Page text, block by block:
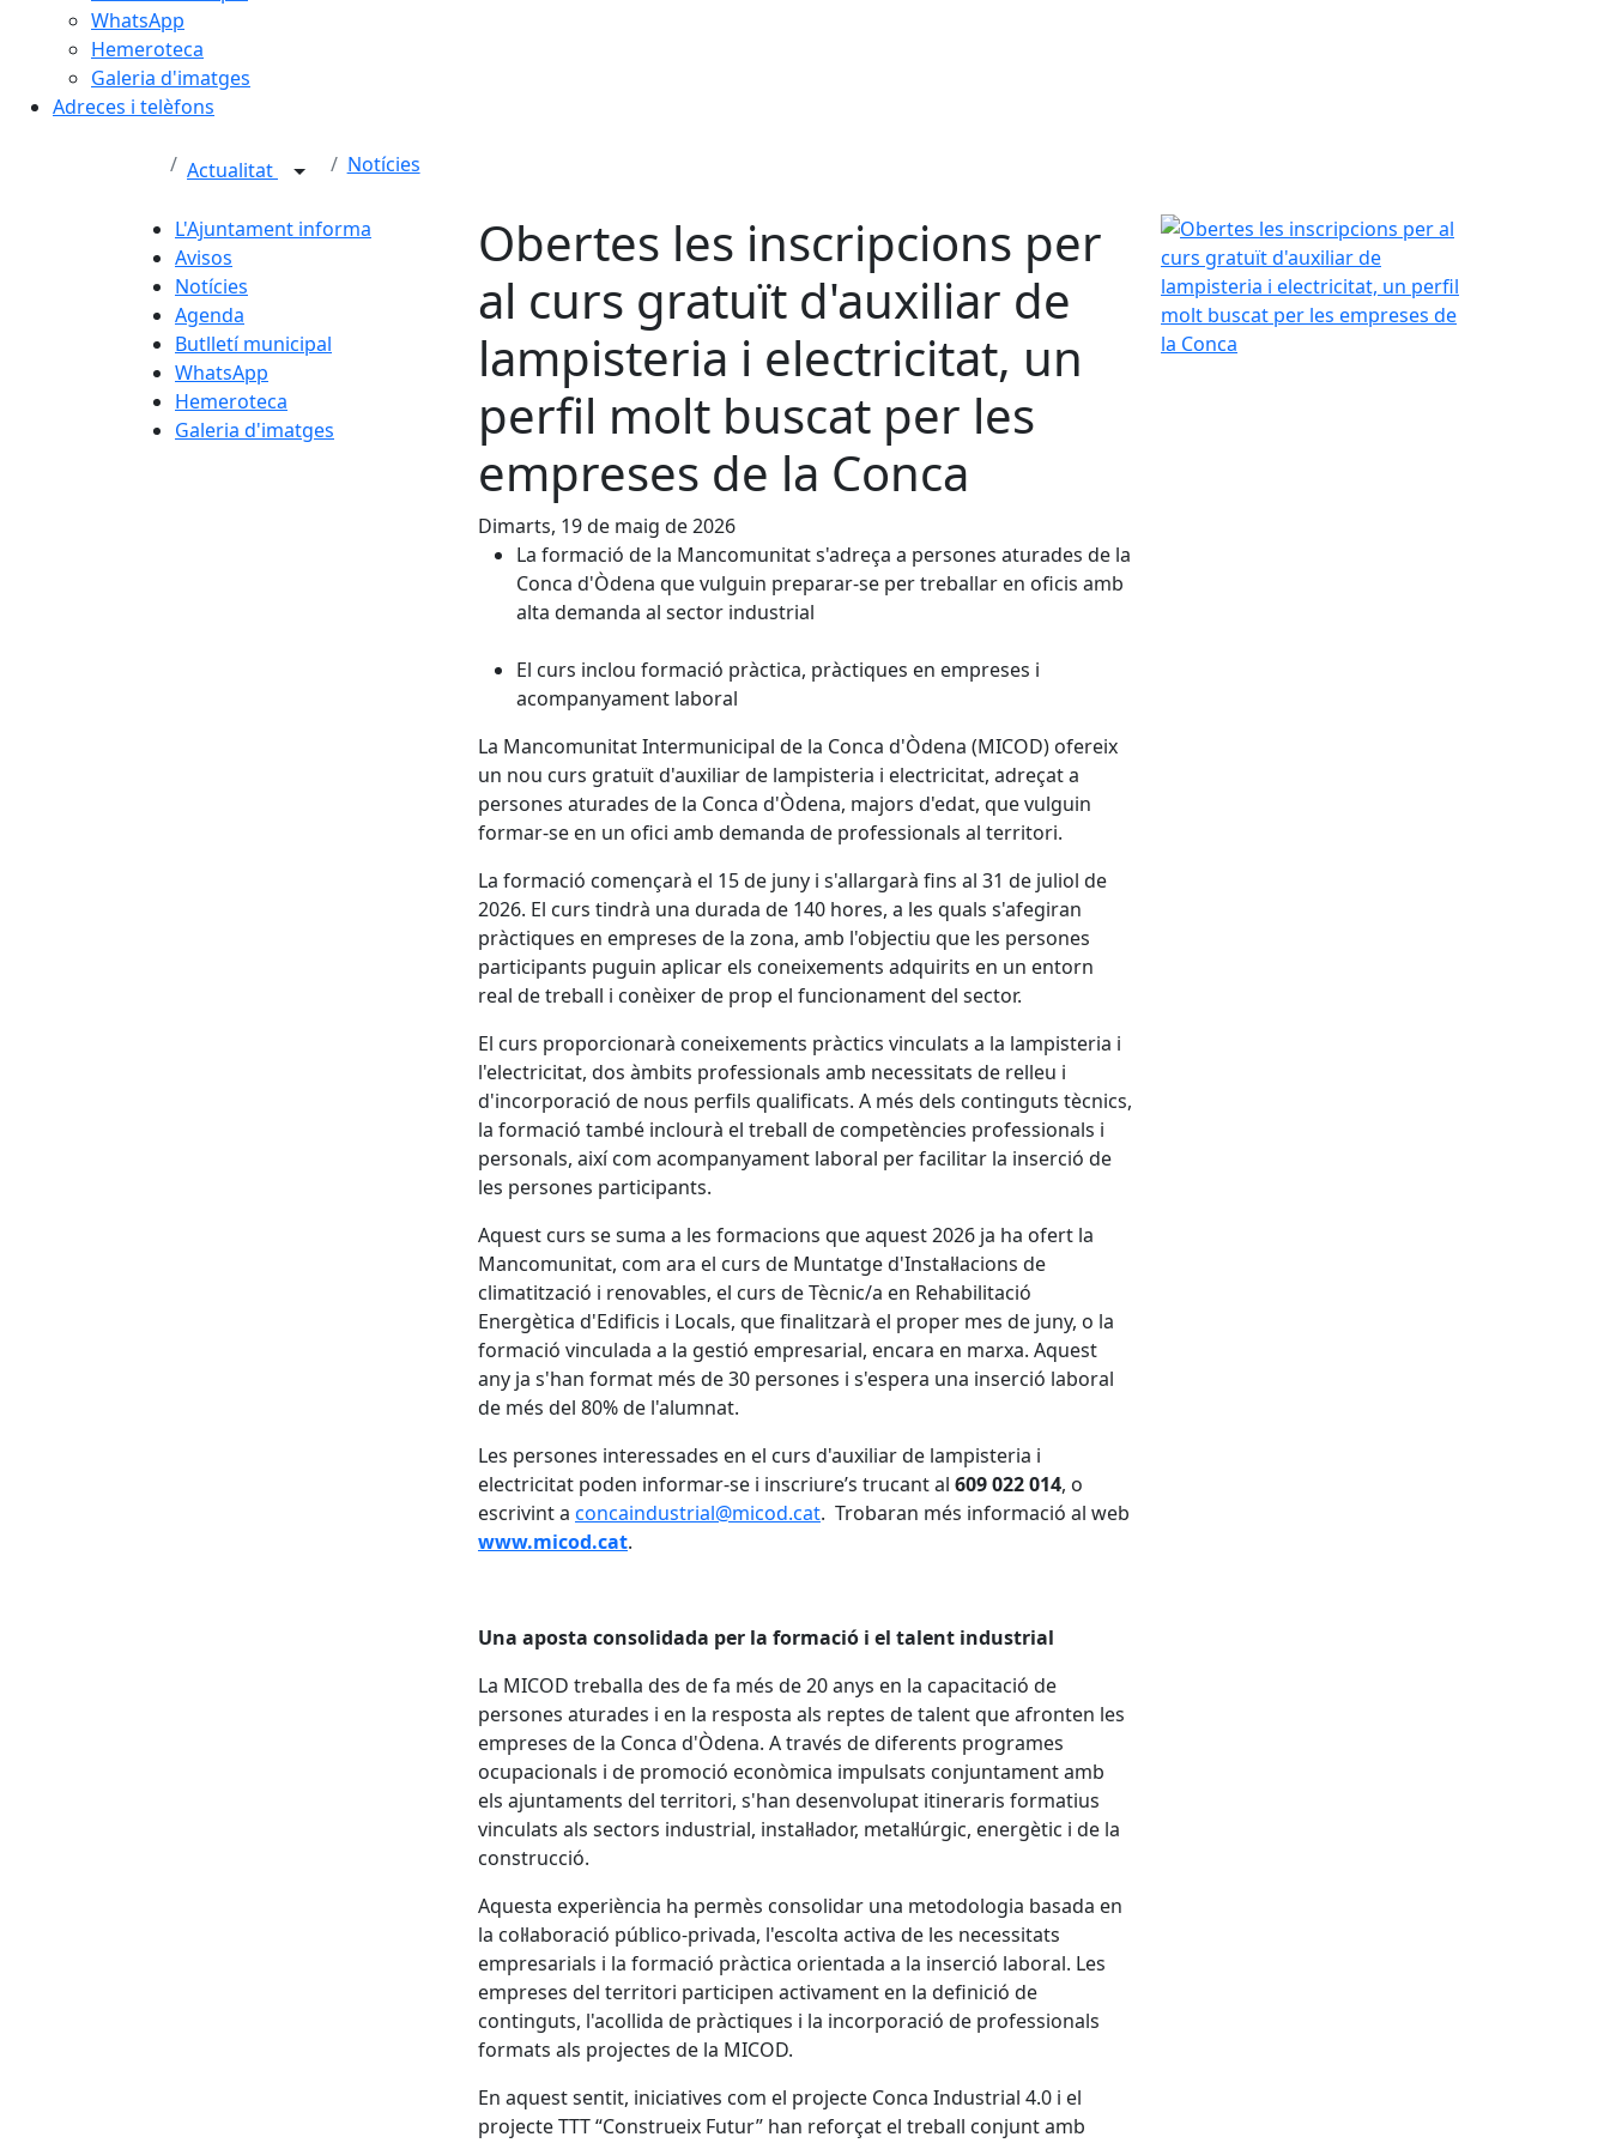
WhatsApp
Hemeroteca
Galeria d'imatges
Adreces i telèfons
Actualitat Notícies
L'Ajuntament informa
Avisos
Notícies
Agenda
Butlletí municipal
WhatsApp
Hemeroteca
Galeria d'imatges
Obertes les inscripcions per
al curs gratuït d'auxiliar de
lampisteria i electricitat, un
perfil molt buscat per les
empreses de la Conca
Dimarts, 19 de maig de 2026
La formació de la Mancomunitat s'adreça a persones aturades de la
Conca d'Òdena que vulguin preparar-se per treballar en oficis amb
alta demanda al sector industrial
El curs inclou formació pràctica, pràctiques en empreses i
acompanyament laboral
La Mancomunitat Intermunicipal de la Conca d'Òdena (MICOD) ofereix
un nou curs gratuït d'auxiliar de lampisteria i electricitat, adreçat a
persones aturades de la Conca d'Òdena, majors d'edat, que vulguin
formar-se en un ofici amb demanda de professionals al territori.
La formació començarà el 15 de juny i s'allargarà fins al 31 de juliol de
2026. El curs tindrà una durada de 140 hores, a les quals s'afegiran
pràctiques en empreses de la zona, amb l'objectiu que les persones
participants puguin aplicar els coneixements adquirits en un entorn
real de treball i conèixer de prop el funcionament del sector.
El curs proporcionarà coneixements pràctics vinculats a la lampisteria i
l'electricitat, dos àmbits professionals amb necessitats de relleu i
d'incorporació de nous perfils qualificats. A més dels continguts tècnics,
la formació també inclourà el treball de competències professionals i
personals, així com acompanyament laboral per facilitar la inserció de
les persones participants.
Aquest curs se suma a les formacions que aquest 2026 ja ha ofert la
Mancomunitat, com ara el curs de Muntatge d'Instal·lacions de
climatització i renovables, el curs de Tècnic/a en Rehabilitació
Energètica d'Edificis i Locals, que finalitzarà el proper mes de juny, o la
formació vinculada a la gestió empresarial, encara en marxa. Aquest
any ja s'han format més de 30 persones i s'espera una inserció laboral
de més del 80% de l'alumnat.
Les persones interessades en el curs d'auxiliar de lampisteria i
electricitat poden informar-se i inscriure’s trucant al 609 022 014, o
escrivint a concaindustrial@micod.cat. Trobaran més informació al web
www.micod.cat.
Una aposta consolidada per la formació i el talent industrial
La MICOD treballa des de fa més de 20 anys en la capacitació de
persones aturades i en la resposta als reptes de talent que afronten les
empreses de la Conca d'Òdena. A través de diferents programes
ocupacionals i de promoció econòmica impulsats conjuntament amb
els ajuntaments del territori, s'han desenvolupat itineraris formatius
vinculats als sectors industrial, instal·lador, metal·lúrgic, energètic i de la
construcció.
Aquesta experiència ha permès consolidar una metodologia basada en
la col·laboració público-privada, l'escolta activa de les necessitats
empresarials i la formació pràctica orientada a la inserció laboral. Les
empreses del territori participen activament en la definició de
continguts, l'acollida de pràctiques i la incorporació de professionals
formats als projectes de la MICOD.
En aquest sentit, iniciatives com el projecte Conca Industrial 4.0 i el
projecte TTT “Construeix Futur” han reforçat el treball conjunt amb
Obertes les inscripcions per al curs gratuït